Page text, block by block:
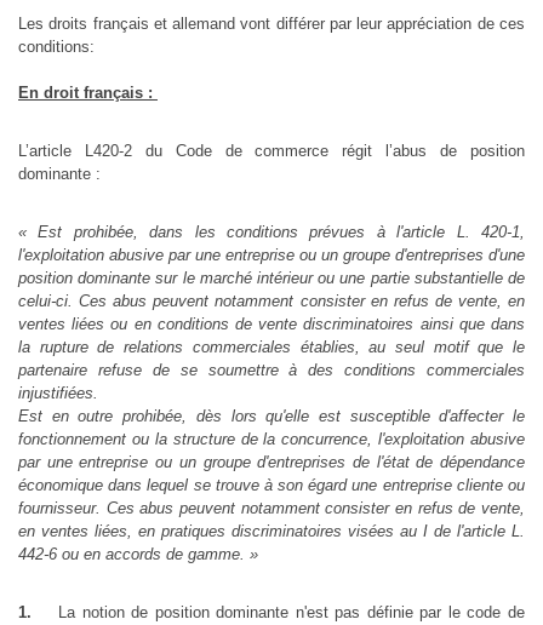
Les droits français et allemand vont différer par leur appréciation de ces
conditions:
En droit français :
L’article L420-2 du Code de commerce régit l’abus de position
dominante :
« Est prohibée, dans les conditions prévues à l'article L. 420-1,
l'exploitation abusive par une entreprise ou un groupe d'entreprises d'une
position dominante sur le marché intérieur ou une partie substantielle de
celui-ci. Ces abus peuvent notamment consister en refus de vente, en
ventes liées ou en conditions de vente discriminatoires ainsi que dans
la rupture de relations commerciales établies, au seul motif que le
partenaire refuse de se soumettre à des conditions commerciales
injustifiées.
Est en outre prohibée, dès lors qu'elle est susceptible d'affecter le
fonctionnement ou la structure de la concurrence, l'exploitation abusive
par une entreprise ou un groupe d'entreprises de l'état de dépendance
économique dans lequel se trouve à son égard une entreprise cliente ou
fournisseur. Ces abus peuvent notamment consister en refus de vente,
en ventes liées, en pratiques discriminatoires visées au I de l'article L.
442-6 ou en accords de gamme. »
1.
La notion de position dominante n'est pas définie par le code de